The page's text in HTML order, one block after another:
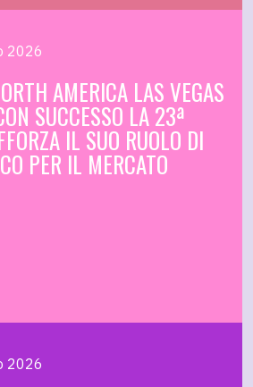
2026
AMERICA LAS VEGAS
SUCCESSO LA 23ª
IL SUO RUOLO DI
PER IL MERCATO
2026